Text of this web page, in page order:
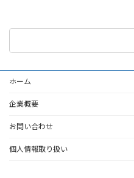
ホーム
企業概要
お問い合わせ
個人情報取り扱い